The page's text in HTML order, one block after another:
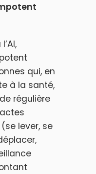
qui, en
à la santé,
régulière
lever, se